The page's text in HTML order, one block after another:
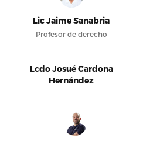
Lic Jaime Sanabria
Profesor de derecho
Lcdo Josué Cardona
Hernández